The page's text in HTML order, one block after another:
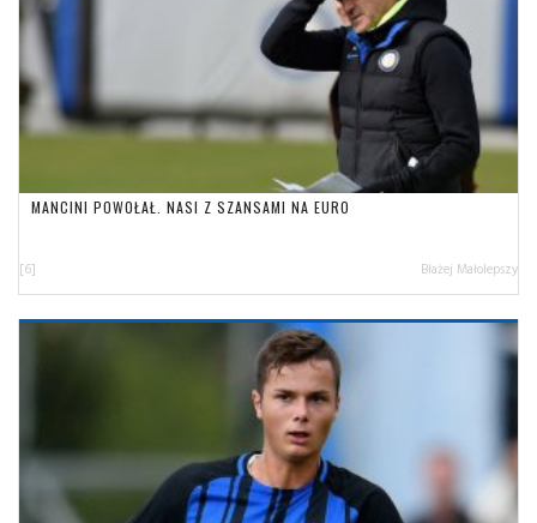
MANCINI POWOŁAŁ. NASI Z SZANSAMI NA EURO
[6] Błażej Małolepszy